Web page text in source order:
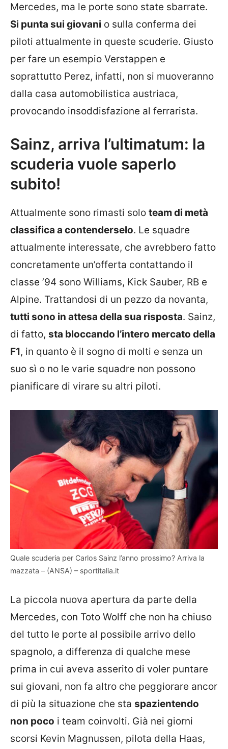
Mercedes, ma le porte sono state sbarrate.
Si punta sui giovani o sulla conferma dei
piloti attualmente in queste scuderie. Giusto
per fare un esempio Verstappen e
soprattutto Perez, infatti, non si muoveranno
dalla casa automobilistica austriaca,
provocando insoddisfazione al ferrarista.
Sainz, arriva l’ultimatum: la
scuderia vuole saperlo
subito!
Attualmente sono rimasti solo team di metà
classifica a contenderselo. Le squadre
attualmente interessate, che avrebbero fatto
concretamente un’offerta contattando il
classe ’94 sono Williams, Kick Sauber, RB e
Alpine. Trattandosi di un pezzo da novanta,
tutti sono in attesa della sua risposta. Sainz,
di fatto, sta bloccando l’intero mercato della
F1, in quanto è il sogno di molti e senza un
suo sì o no le varie squadre non possono
pianificare di virare su altri piloti.
Quale scuderia per Carlos Sainz l’anno prossimo? Arriva la
mazzata – (ANSA) – sportitalia.it
La piccola nuova apertura da parte della
Mercedes, con Toto Wolff che non ha chiuso
del tutto le porte al possibile arrivo dello
spagnolo, a differenza di qualche mese
prima in cui aveva asserito di voler puntare
sui giovani, non fa altro che peggiorare ancor
di più la situazione che sta spazientendo
non poco i team coinvolti. Già nei giorni
scorsi Kevin Magnussen, pilota della Haas,